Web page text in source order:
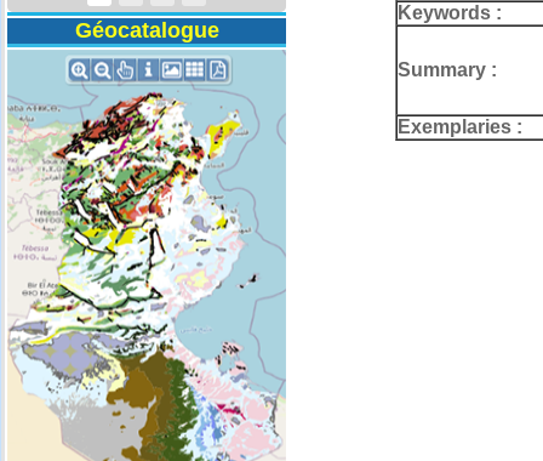
Géocatalogue
Keywords :
Summary :
Exemplaries :